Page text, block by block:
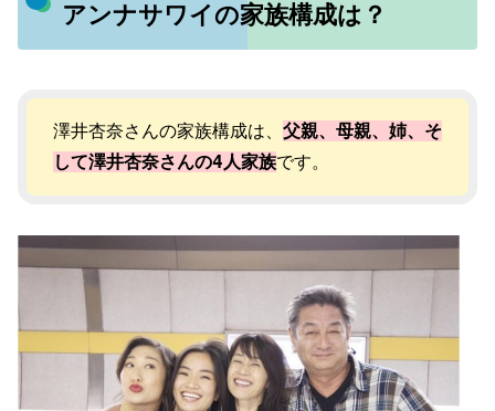
アンナサワイの家族構成は？
澤井杏奈さんの家族構成は、 父親、母親、姉、そ
して澤井杏奈さんの4人家族です​​。